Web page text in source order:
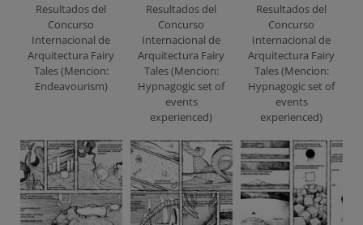
Resultados del
Concurso
Internacional de
Arquitectura Fairy
Tales (Mencion:
Endeavourism)
Resultados del
Concurso
Internacional de
Arquitectura Fairy
Tales (Mencion:
Hypnagogic set of
events
experienced)
Resultados del
Concurso
Internacional de
Arquitectura Fairy
Tales (Mencion:
Hypnagogic set of
events
experienced)